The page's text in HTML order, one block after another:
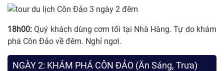
18h00: Quý khách dùng cơm tối tại Nhà Hàng. Tự do khám
phá Côn Đảo về đêm. Nghỉ ngơi.
NGÀY 2: KHÁM PHÁ CÔN ĐẢO (Ăn Sáng, Trưa)